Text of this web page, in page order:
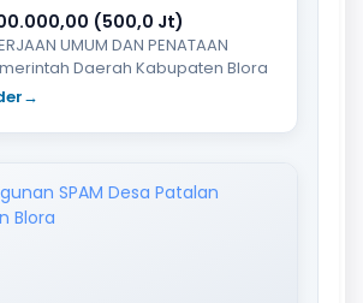
(500,0 Jt)
UMUM DAN PENATAAN
Daerah Kabupaten Blora
→